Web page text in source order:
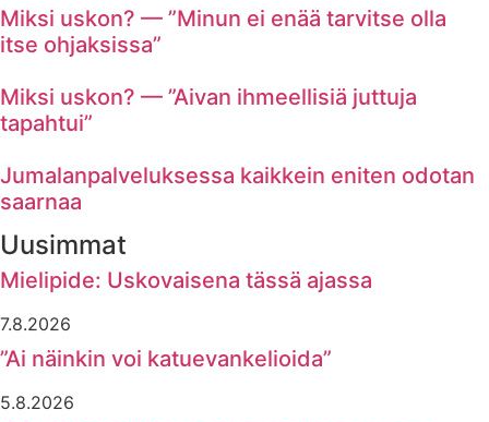
Miksi uskon? — ”Minun ei enää tarvitse olla
itse ohjaksissa”
Miksi uskon? — ”Aivan ihmeellisiä juttuja
tapahtui”
Jumalanpalveluksessa kaikkein eniten odotan
saarnaa
Uusimmat
Mielipide: Uskovaisena tässä ajassa
7.8.2026
”Ai näinkin voi katuevankelioida”
5.8.2026